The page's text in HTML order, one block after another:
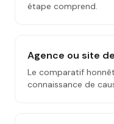
étape comprend.
Agence ou site
Le comparatif
connaissance de